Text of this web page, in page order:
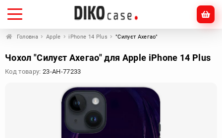
Головна Apple iPhone 14 Plus "Силуєт Ахегао"
Чохол "Силуєт Ахегао" для Apple iPhone 14 Plus
Код товару: 23-AH-77233